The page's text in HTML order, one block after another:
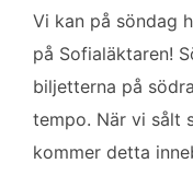
c
e
o
o
k
i
t
e
r
a
i
n
k
d
I
n
Vi kan på söndag
på Sofialäktaren!
biljetterna på
tempo. När vi sålt
kommer detta